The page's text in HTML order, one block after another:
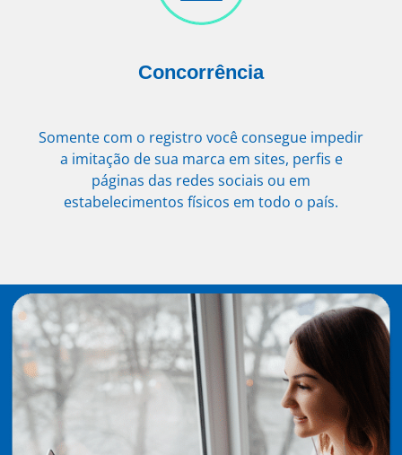
Concorrência
Somente com o registro você consegue impedir
a imitação de sua marca em sites, perfis e
páginas das redes sociais ou em
estabelecimentos físicos em todo o país.